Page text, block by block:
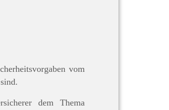
vom
dem Thema